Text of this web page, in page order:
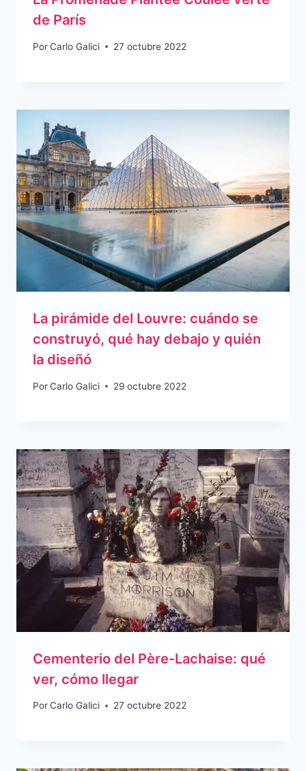
de París
PorCarlo Galici 27 octubre 2022
La pirámide del Louvre: cuándo se
construyó, qué hay debajo y quién
la diseñó
PorCarlo Galici 29 octubre 2022
Cementerio del Père-Lachaise: qué
ver, cómo llegar
PorCarlo Galici 27 octubre 2022